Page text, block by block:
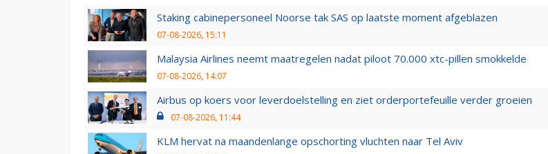
Staking cabinepersoneel Noorse tak SAS op laatste moment afgeblazen
07-08-2026, 15:11
Malaysia Airlines neemt maatregelen nadat piloot 70.000 xtc-pillen smokkelde
07-08-2026, 14:07
Airbus op koers voor leverdoelstelling en ziet orderportefeuille verder groeien
07-08-2026, 11:44
KLM hervat na maandenlange opschorting vluchten naar Tel Aviv